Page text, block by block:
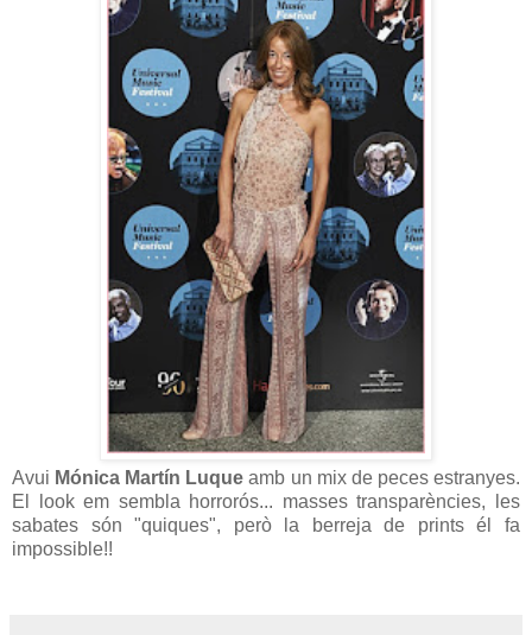
Avui Mónica Martín Luqueamb un mix de peces estranyes.
El look em sembla horrorós... masses transparències, les
sabates són "quiques", però la berreja de prints él fa
impossible!!